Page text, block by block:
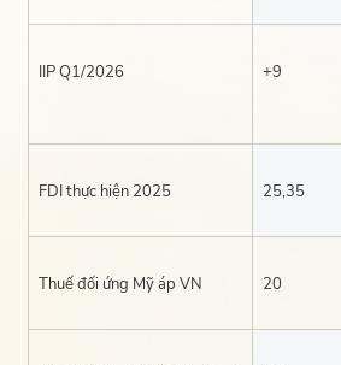
IIP Q1/2026 +9
FDI thực hiện 2025 25,35
Thuế đối ứng Mỹ áp VN 20